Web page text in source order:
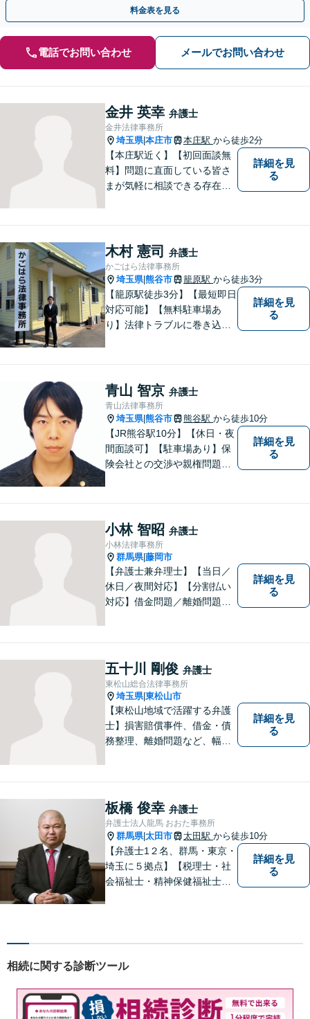
料金表を見る
電話でお問い合わせ メールでお問い合わせ
金井 英幸 弁護士
金井法律事務所
埼玉県|本庄市 本庄駅 から徒歩2分
【本庄駅近く】【初回面談無
料】問題に直面している皆さ
まが気軽に相談できる存在に
／休日対応可能】公平・公正
な立場から、事件の見通しを
正確に伝えます。お気軽にご
相談ください。
詳細を見
る
木村 憲司 弁護士
かごはら法律事務所
埼玉県|熊谷市 籠原駅 から徒歩3分
【籠原駅徒歩3分】【最短即日
対応可能】【無料駐車場あ
り】法律トラブルに巻き込ま
解決の鍵です。お困りごとが
ございましたら、お気軽にご
相談ください。
詳細を見
る
青山 智京 弁護士
青山法律事務所
埼玉県|熊谷市 熊谷駅 から徒歩10分
【JR熊谷駅10分】【休日・夜
間面談可】【駐車場あり】保
険会社との交渉や親権問題、
が高い」と感じる方も、まず
はお気持ちをお聞かせくださ
い。
詳細を見
る
小林 智昭 弁護士
小林法律事務所
群馬県|藤岡市
【弁護士兼弁理士】【当日／
休日／夜間対応】【分割払い
対応】借金問題／離婚問題／
意匠登録など弁理士業務も、
幅広く対応。地域に根ざした
法律事務所／特許事務所を目
指しています。お気軽にご相
談ください。
詳細を見
る
五十川 剛俊 弁護士
東松山総合法律事務所
埼玉県|東松山市
【東松山地域で活躍する弁護
士】損害賠償事件、借金・債
務整理、離婚問題など、幅広
ことを大切にしています。お
一人で悩むことなく、お気軽
にご相談ください。
詳細を見
る
板橋 俊幸 弁護士
弁護士法人龍馬 おおた事務所
群馬県|太田市 太田駅 から徒歩10分
【弁護士1２名、群馬・東京・
埼玉に５拠点】【税理士・社
会福祉士・精神保健福祉士が
能】
詳細を見
る
相続に関する診断ツール